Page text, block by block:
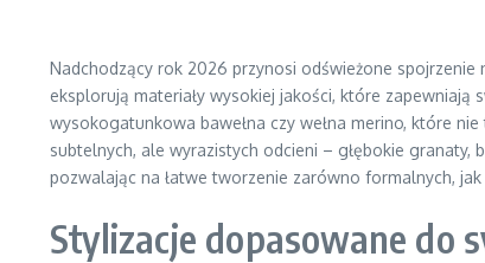
Nadchodzący rok 2026 przynosi odświeżone spojrzenie
eksplorują materiały wysokiej jakości, które
wysokogatunkowa bawełna czy wełna merino, które
subtelnych, ale wyrazistych odcieni – głębokie granaty,
pozwalając na łatwe tworzenie zarówno formalnych,
Stylizacje dopasowane do